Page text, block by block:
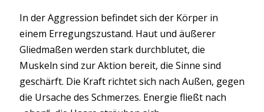
In der Aggression befindet sich der Körper in
einem Erregungszustand. Haut und äußerer
Gliedmaßen werden stark durchblutet, die
Muskeln sind zur Aktion bereit, die Sinne sind
geschärft. Die Kraft richtet sich nach Außen, gegen
die Ursache des Schmerzes. Energie fließt nach